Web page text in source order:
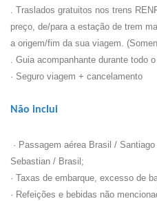
. Traslados gratuitos nos trens
preço, de/para a estação de trem
a origem/fim da sua viagem.
. Guia acompanhante durante todo
· Seguro viagem + cancelamento
Não inclui
· Passagem aérea Brasil /
Sebastian / Brasil;
· Taxas de embarque, excesso de
· Refeições e bebidas não